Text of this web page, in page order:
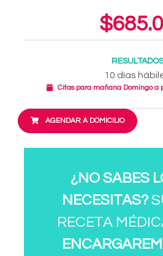
RESULTADOS
10 días
Citas para mañana Domingo a
AGENDAR A DOMICILIO
¿NO SABES
NECESITAS?
RECETA